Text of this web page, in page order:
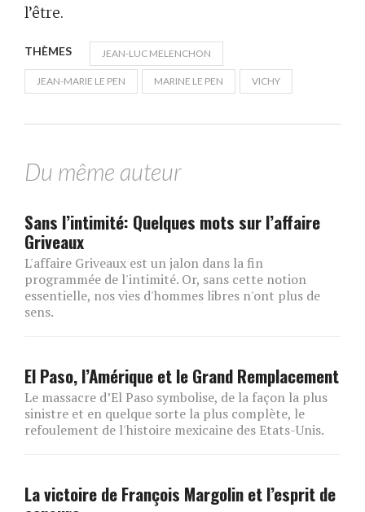
l’être.
THÈMES JEAN-LUC MELENCHON
JEAN-MARIE LE PEN MARINE LE PEN VICHY
Du même auteur
Sans l’intimité: Quelques mots sur l’affaire
Griveaux
L'affaire Griveaux est un jalon dans la fin
programmée de l'intimité. Or, sans cette notion
essentielle, nos vies d'hommes libres n'ont plus de
sens.
El Paso, l’Amérique et le Grand Remplacement
Le massacre d’El Paso symbolise, de la façon la plus
sinistre et en quelque sorte la plus complète, le
refoulement de l'histoire mexicaine des Etats-Unis.
La victoire de François Margolin et l’esprit de